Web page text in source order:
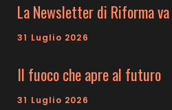
La Newsletter di Riforma va
31 Luglio 2026
Il fuoco che apre al futuro
31 Luglio 2026